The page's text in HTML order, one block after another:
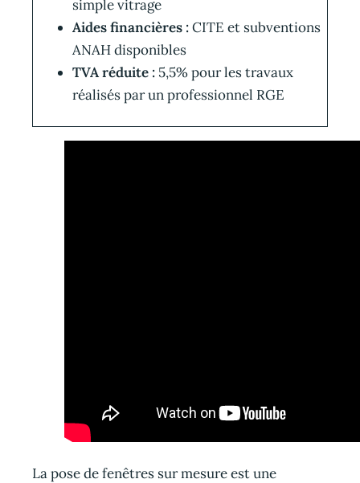
simple vitrage
Aides financières :CITE et subventions
ANAH disponibles
TVA réduite :5,5% pour les travaux
réalisés par un professionnel RGE
La pose de fenêtres sur mesure est une